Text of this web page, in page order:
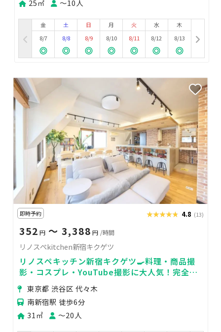
25㎡
〜10人
金
8/7
土
8/8
日
8/9
月
8/10
火
8/11
水
8/12
木
8/13
即時予約 ★★★★★
★★★★★ 4.8 (13)
352 円 〜 3,388 円 /時間
リノスぺkitchen新宿キクゲツ
リノスペキッチン新宿キクゲツ🍳料理・商品撮
影・コスプレ・YouTube撮影に大人気！完全貸
切のプライベートスペース
東京都 渋谷区 代々木
南新宿駅 徒歩6分
31㎡
〜20人